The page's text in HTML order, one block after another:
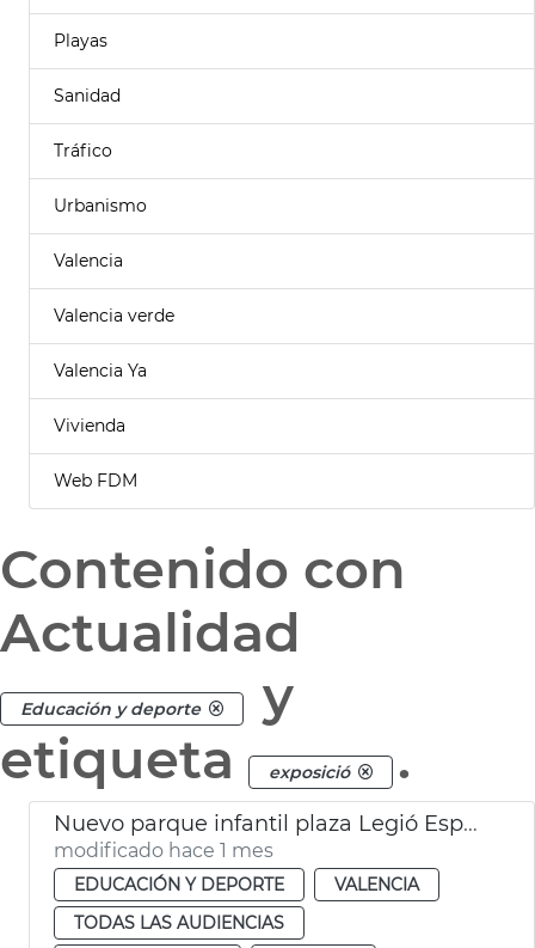
Playas
Sanidad
Tráfico
Urbanismo
Valencia
Valencia verde
Valencia Ya
Vivienda
Web FDM
Contenido con
Actualidad
Educación y deporte
y
etiqueta
exposició .
Nuevo parque infantil plaza Legió Espanyola València
modificado hace 1 mes
EDUCACIÓN Y DEPORTE
VALENCIA
TODAS LAS AUDIENCIAS